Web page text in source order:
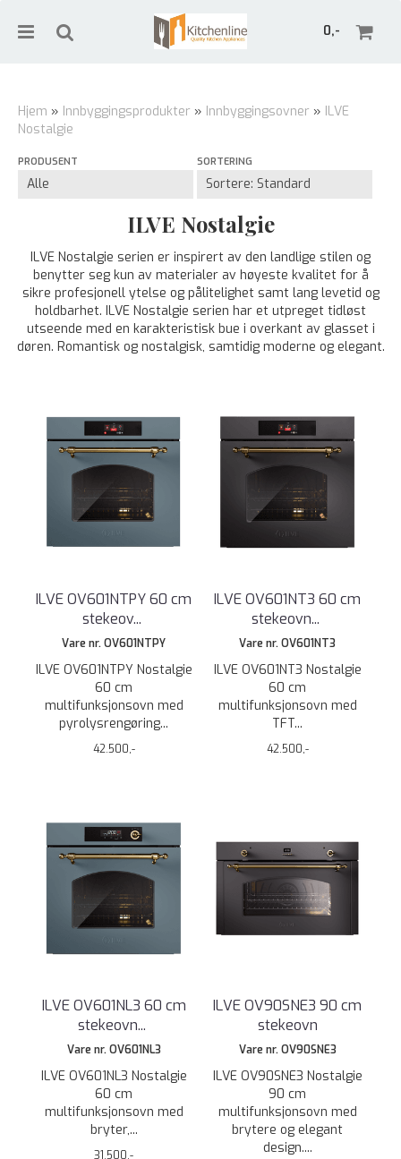
0,-
Hjem » Innbyggingsprodukter » Innbyggingsovner » ILVE
Nostalgie
PRODUSENT SORTERING
ILVE Nostalgie
ILVE Nostalgie serien er inspirert av den landlige stilen og
benytter seg kun av materialer av høyeste kvalitet for å
sikre profesjonell ytelse og pålitelighet samt lang levetid og
holdbarhet. ILVE Nostalgie serien har et utpreget tidløst
utseende med en karakteristisk bue i overkant av glasset i
døren. Romantisk og nostalgisk, samtidig moderne og elegant.
ILVE OV601NTPY 60 cm
stekeov...
Vare nr. OV601NTPY
ILVE OV601NTPY Nostalgie
60 cm
multifunksjonsovn med
pyrolysrengøring...
42.500,-
ILVE OV601NT3 60 cm
stekeovn...
Vare nr. OV601NT3
ILVE OV601NT3 Nostalgie
60 cm
multifunksjonsovn med
TFT...
42.500,-
ILVE OV601NL3 60 cm
stekeovn...
Vare nr. OV601NL3
ILVE OV601NL3 Nostalgie
60 cm
multifunksjonsovn med
bryter,...
31.500,-
ILVE OV90SNE3 90 cm
stekeovn
Vare nr. OV90SNE3
ILVE OV90SNE3 Nostalgie
90 cm
multifunksjonsovn med
brytere og elegant
design....